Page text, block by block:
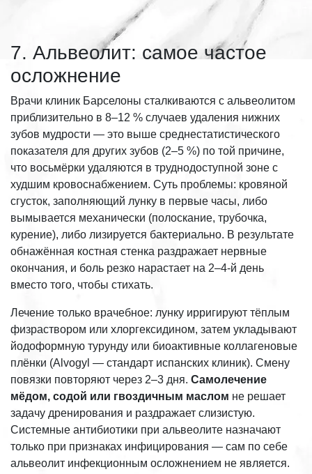
7. Альвеолит: самое частое
осложнение
Врачи клиник Барселоны сталкиваются с альвеолитом
приблизительно в 8–12 % случаев удаления нижних
зубов мудрости — это выше среднестатистического
показателя для других зубов (2–5 %) по той причине,
что восьмёрки удаляются в труднодоступной зоне с
худшим кровоснабжением. Суть проблемы: кровяной
сгусток, заполняющий лунку в первые часы, либо
вымывается механически (полоскание, трубочка,
курение), либо лизируется бактериально. В результате
обнажённая костная стенка раздражает нервные
окончания, и боль резко нарастает на 2–4-й день
вместо того, чтобы стихать.
Лечение только врачебное: лунку ирригируют тёплым
физраствором или хлоргексидином, затем укладывают
йодоформную турунду или биоактивные коллагеновые
плёнки (Alvogyl — стандарт испанских клиник). Смену
повязки повторяют через 2–3 дня. Самолечение
мёдом, содой или гвоздичным маслом не решает
задачу дренирования и раздражает слизистую.
Системные антибиотики при альвеолите назначают
только при признаках инфицирования — сам по себе
альвеолит инфекционным осложнением не является.